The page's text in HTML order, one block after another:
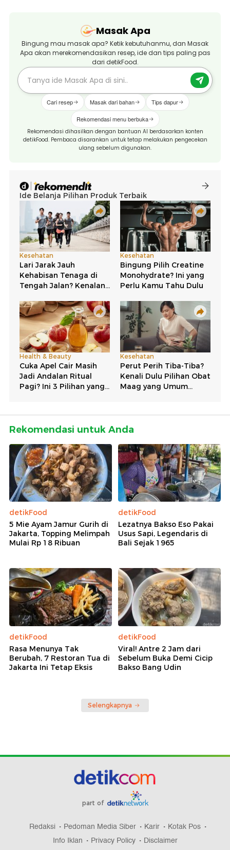
Masak Apa
Bingung mau masak apa? Ketik kebutuhanmu, dan Masak
Apa akan merekomendasikan resep, ide dan tips paling pas
dari detikFood.
Cari resep Masak dari bahan Tips dapur
Rekomendasi menu berbuka
Rekomendasi dihasilkan dengan bantuan AI berdasarkan konten
detikFood. Pembaca disarankan untuk tetap melakukan pengecekan
ulang sebelum digunakan.
Rekomendasi untuk Anda
detikFood
5 Mie Ayam Jamur Gurih di
Jakarta, Topping Melimpah
Mulai Rp 18 Ribuan
detikFood
Lezatnya Bakso Eso Pakai
Usus Sapi, Legendaris di
Bali Sejak 1965
detikFood
Rasa Menunya Tak
Berubah, 7 Restoran Tua di
Jakarta Ini Tetap Eksis
detikFood
Viral! Antre 2 Jam dari
Sebelum Buka Demi Cicip
Bakso Bang Udin
Selengkapnya
part of
Redaksi Pedoman Media Siber Karir
Kotak Pos
Info Iklan
Privacy Policy Disclaimer